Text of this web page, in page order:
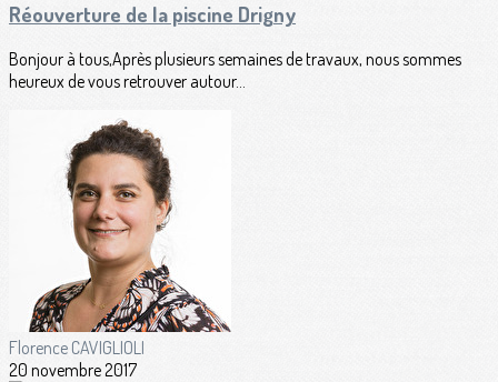
Réouverture de la piscine Drigny
Bonjour à tous,Après plusieurs semaines de travaux, nous sommes
heureux de vous retrouver autour...
Florence CAVIGLIOLI
20 novembre 2017